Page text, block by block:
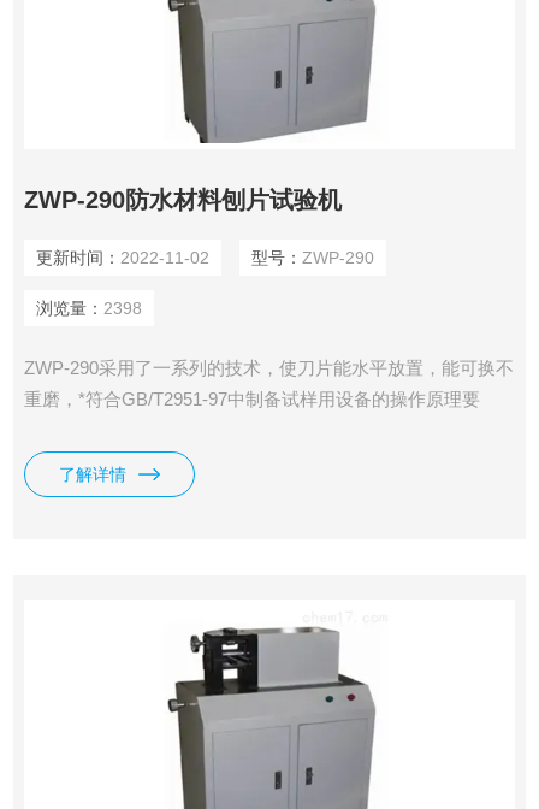
ZWP-290防水材料刨片试验机
更新时间： 2022-11-02 型号： ZWP-290
浏览量： 2398
ZWP-290采用了一系列的技术，使刀片能水平放置，能可换不
重磨，*符合GB/T2951-97中制备试样用设备的操作原理要
了解详情